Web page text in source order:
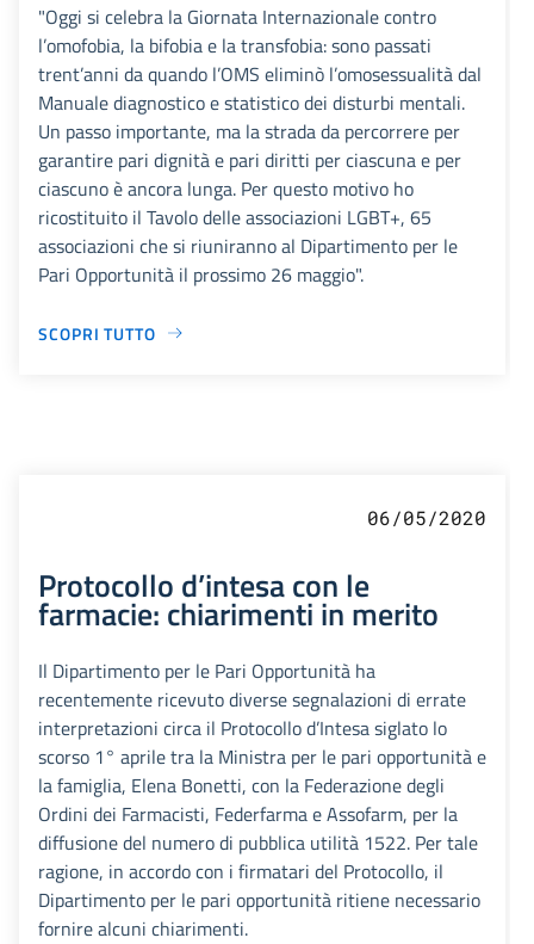
"Oggi si celebra la Giornata Internazionale contro
l’omofobia, la bifobia e la transfobia: sono passati
trent’anni da quando l’OMS eliminò l’omosessualità dal
Manuale diagnostico e statistico dei disturbi mentali.
Un passo importante, ma la strada da percorrere per
garantire pari dignità e pari diritti per ciascuna e per
ciascuno è ancora lunga. Per questo motivo ho
ricostituito il Tavolo delle associazioni LGBT+, 65
associazioni che si riuniranno al Dipartimento per le
Pari Opportunità il prossimo 26 maggio".
SCOPRI TUTTO
06/05/2020
Protocollo d’intesa con le
farmacie: chiarimenti in merito
Il Dipartimento per le Pari Opportunità ha
recentemente ricevuto diverse segnalazioni di errate
interpretazioni circa il Protocollo d’Intesa siglato lo
scorso 1° aprile tra la Ministra per le pari opportunità e
la famiglia, Elena Bonetti, con la Federazione degli
Ordini dei Farmacisti, Federfarma e Assofarm, per la
diffusione del numero di pubblica utilità 1522. Per tale
ragione, in accordo con i firmatari del Protocollo, il
Dipartimento per le pari opportunità ritiene necessario
fornire alcuni chiarimenti.